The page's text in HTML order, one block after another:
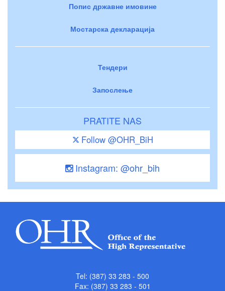
Попис државне имовине
Мостарска декларација
Тендери
Запослење
PRATITE NAS
Follow @OHR_BiH
Instagram: @ohr_bih
Tel: (387) 33 283 - 500
Fax: (387) 33 283 - 501